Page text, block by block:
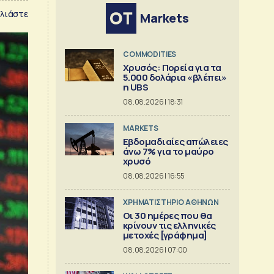
Markets
COMMODITIES
Χρυσός: Πορεία για τα
5.000 δολάρια «βλέπει»
η UBS
08.08.2026 | 18:31
MARKETS
Εβδομαδιαίες απώλειες
άνω 7% για το μαύρο
χρυσό
08.08.2026 | 16:55
XΡΗΜΑΤΙΣΤΗΡΙΟ ΑΘΗΝΩΝ
Οι 30 ημέρες που θα
κρίνουν τις ελληνικές
μετοχές [γράφημα]
08.08.2026 | 07:00